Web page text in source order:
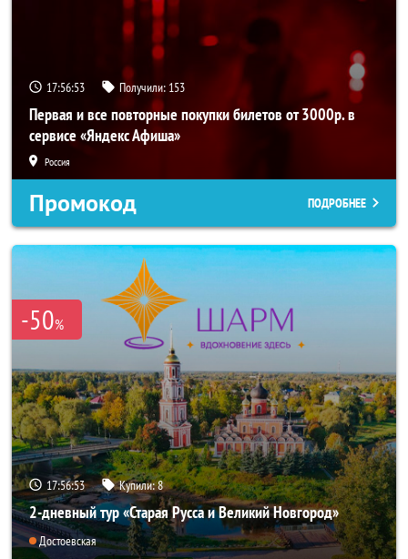
17:56:52 Получили: 153
Первая и все повторные покупки билетов от 3000р. в
сервисе «Яндекс Афиша»
Россия
Промокод ПОДРОБНЕЕ
-50%
17:56:52 Купили:8
2-дневный тур «Старая Русса и Великий Новгород»
Достоевская